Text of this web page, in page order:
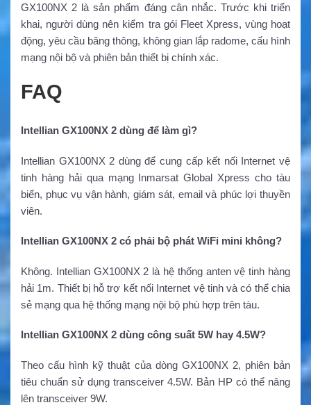
GX100NX 2 là sản phẩm đáng cân nhắc. Trước khi triển
khai, người dùng nên kiểm tra gói Fleet Xpress, vùng hoạt
động, yêu cầu băng thông, không gian lắp radome, cấu hình
mạng nội bộ và phiên bản thiết bị chính xác.
FAQ
Intellian GX100NX 2 dùng để làm gì?
Intellian GX100NX 2 dùng để cung cấp kết nối Internet vệ
tinh hàng hải qua mạng Inmarsat Global Xpress cho tàu
biển, phục vụ vận hành, giám sát, email và phúc lợi thuyền
viên.
Intellian GX100NX 2 có phải bộ phát WiFi mini không?
Không. Intellian GX100NX 2 là hệ thống anten vệ tinh hàng
hải 1m. Thiết bị hỗ trợ kết nối Internet vệ tinh và có thể chia
sẻ mạng qua hệ thống mạng nội bộ phù hợp trên tàu.
Intellian GX100NX 2 dùng công suất 5W hay 4.5W?
Theo cấu hình kỹ thuật của dòng GX100NX 2, phiên bản
tiêu chuẩn sử dụng transceiver 4.5W. Bản HP có thể nâng
lên transceiver 9W.